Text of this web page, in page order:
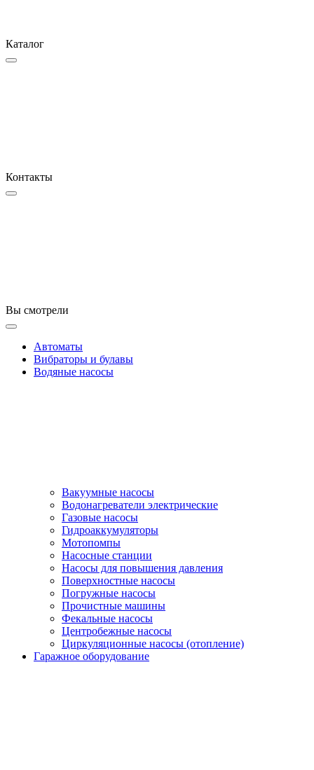
Каталог
Контакты
Вы смотрели
Автоматы
Вибраторы и булавы
Водяные насосы
Вакуумные насосы
Водонагреватели электрические
Газовые насосы
Гидроаккумуляторы
Мотопомпы
Насосные станции
Насосы для повышения давления
Поверхностные насосы
Погружные насосы
Прочистные машины
Фекальные насосы
Центробежные насосы
Циркуляционные насосы (отопление)
Гаражное оборудование